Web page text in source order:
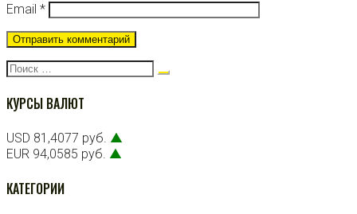
Email *
Поиск:
КУРСЫ ВАЛЮТ
USD 81,4077 руб. ▲
EUR 94,0585 руб. ▲
КАТЕГОРИИ